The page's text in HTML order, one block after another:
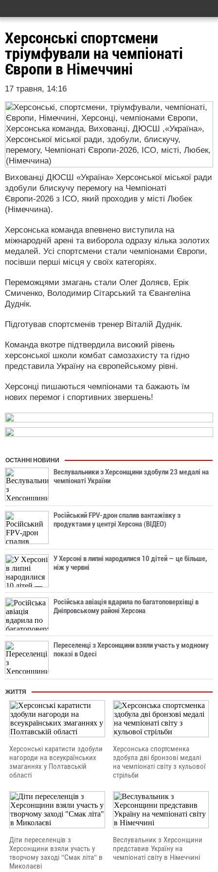
Херсонські спортсмени
тріумфували на чемпіонаті
Європи в Німеччині
17 травня, 14:16
Вихованці ДЮСШ «Україна» Херсонської міської ради
здобули блискучу перемогу на Чемпіонаті
Європи-2026 з ІСО, який проходив у місті Любек
(Німеччина).
Херсонська команда впевнено виступила на
міжнародній арені та виборола одразу кілька золотих
медалей. Усі спортсмени стали чемпіонами Європи,
посівши перші місця у своїх категоріях.
Переможцями змагань стали Олег Доляєв, Ерік
Смиченко, Володимир Сітарський та Євангеліна
Дуднік.
Підготував спортсменів тренер Віталій Дуднік.
Команда вкотре підтвердила високий рівень
херсонської школи комбат самозахисту та гідно
представила Україну на європейському рівні.
Херсонці пишаються чемпіонами та бажають їм
нових перемог і спортивних звершень!
ОСТАННІ НОВИНИ
Веслувальники з Херсонщини здобули 23 медалі на
чемпіонаті України
Російський FPV-дрон спалив вантажівку з
продуктами у центрі Херсона (ВІДЕО)
У Херсоні в липні народилися 10 дітей — це більше,
ніж у червні
Російська авіація вдарила по багатоповерхівці в
Дніпровському районі Херсона
Переселенці з Херсонщини взяли участь у модному
показі в Одесі
ЖИТТЯ
Херсонські каратисти здобули
нагороди на всеукраїнських
змаганнях у Полтавській
області
Херсонська спортсменка
здобула дві бронзові медалі
на чемпіонаті світу з кульової
стрільби
Діти переселенців з
Херсонщини взяли участь у
творчому заході "Смак літа" в
Миколаєві
Веслувальник з Херсонщини
представив Україну на
чемпіонаті світу в Німеччині